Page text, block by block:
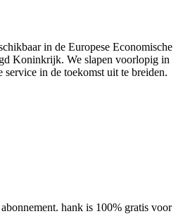
in de Europese Economische
Koninkrijk. We slapen voorlopig in
in de toekomst uit te breiden.
hank is 100% gratis voor